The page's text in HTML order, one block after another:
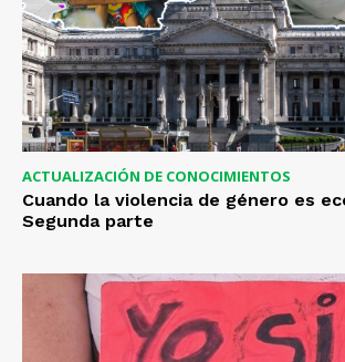
ACTUALIZACIÓN DE CONOCIMIENTOS
Cuando la violencia de género es
Segunda parte